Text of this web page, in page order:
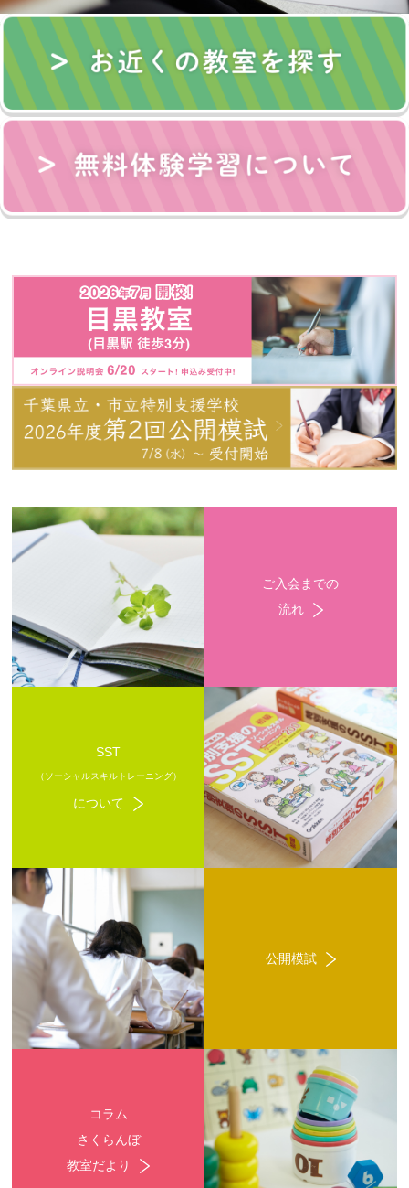
ご入会までの
流れ
SST
（ソーシャルスキルトレーニング）
について
公開模試
コラム
さくらんぼ
教室だより